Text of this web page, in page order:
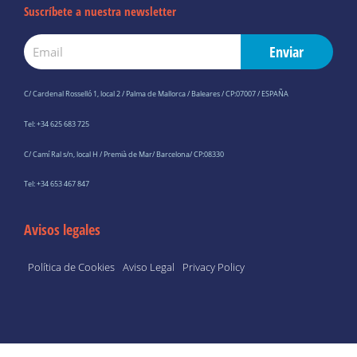
Avisos legales
Política de Cookies Aviso Legal Privacy Policy
Suscríbete a nuestra newsletter
Email
Enviar
C/ Cardenal Rosselló 1, local 2 / Palma de Mallorca / Baleares / CP:07007 / ESPAÑA
Tel: +34 625 683 725
C/ Camí Ral s/n, local H / Premià de Mar/ Barcelona/ CP:08330
Tel: +34 653 467 847